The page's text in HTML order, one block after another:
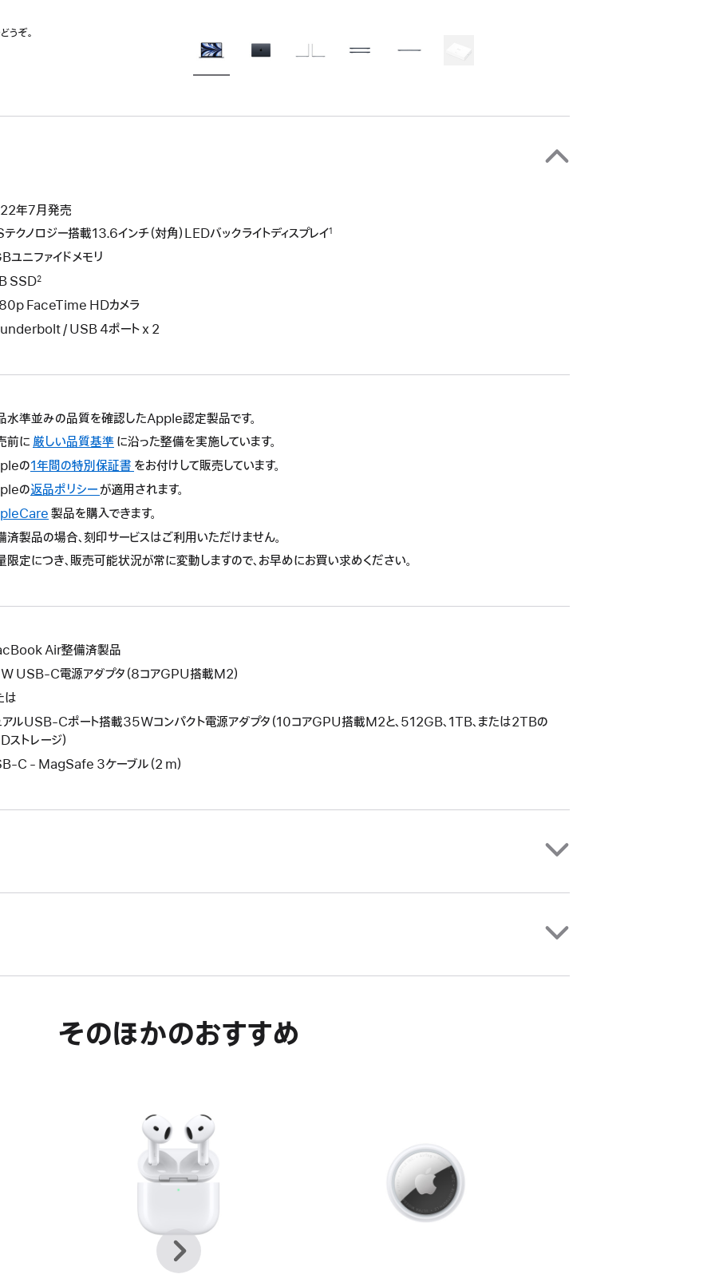
ぞ。
年7月発売
クノロジー搭載13.6インチ（対角）LEDバックライトディスプレイ1
ユニファイドメモリ
SSD2
FaceTime HDカメラ
/ USB 4ポート x 2
水準並みの品質を確認したApple認定製品です。
前に 厳しい品質基準 に沿った整備を実施しています。
の1年間の特別保証書 こ
の
作
に
よ
イ
ウ
開
す。
をお付けして販売しています。
の返品ポリシーこ
の
操
作
に
い
ウ
ド
が
が適用されます。
こ
の
作
よ
新
い
イ
ン
ウ
開
製品を購入できます。
済製品の場合、刻印サービスはご利用いただけません。
限定につき、販売可能状況が常に変動しますので、お早めにお買い求めください。
Air整備済製品
USB-C電源アダプタ（8コアGPU搭載M2）
は
アルUSB-Cポート搭載35Wコンパクト電源アダプタ（10コアGPU搭載M2と、512GB、1TB、または2TBの
ストレージ）
C - MagSafe 3ケーブル（2 m）
そのほかのおすすめ
前
へ
次